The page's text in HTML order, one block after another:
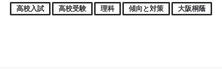
高校入試 高校受験 理科 傾向と対策 大阪桐蔭